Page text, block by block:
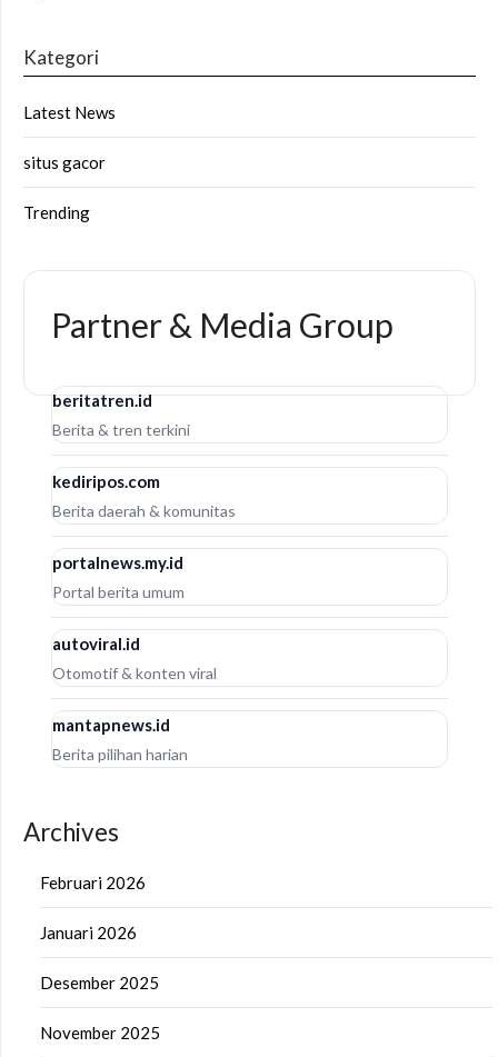
Kategori
Latest News
situs gacor
Trending
Partner & Media Group
beritatren.id
Berita & tren terkini
kediripos.com
Berita daerah & komunitas
portalnews.my.id
Portal berita umum
autoviral.id
Otomotif & konten viral
mantapnews.id
Berita pilihan harian
Archives
Februari 2026
Januari 2026
Desember 2025
November 2025